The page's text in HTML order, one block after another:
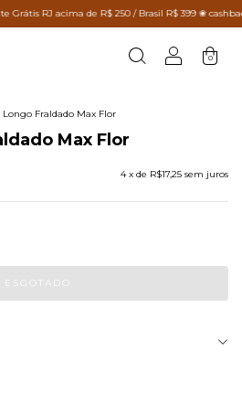
de R$ 250 / Brasil R$ 399 ❀ cashback em todos
0
Longo Fraldado Max Flor
Max Flor
4 x de R$17,25 sem juros